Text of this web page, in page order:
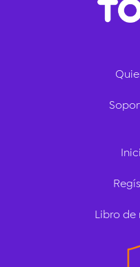
Libro de